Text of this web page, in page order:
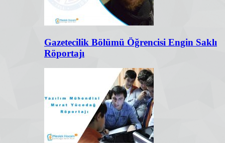
Gazetecilik Bölümü Öğrencisi Engin Saklı
Röportajı